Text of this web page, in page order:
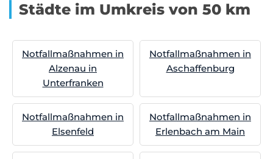
Städte im Umkreis von 50 km
Notfallmaßnahmen in
Alzenau in
Unterfranken
Notfallmaßnahmen in
Aschaffenburg
Notfallmaßnahmen in
Elsenfeld
Notfallmaßnahmen in
Erlenbach am Main